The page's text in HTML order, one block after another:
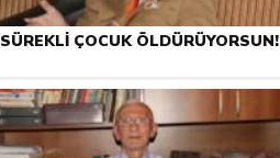
SÜREKLI ÇOCUK ÖLDÜRÜYORSUN!